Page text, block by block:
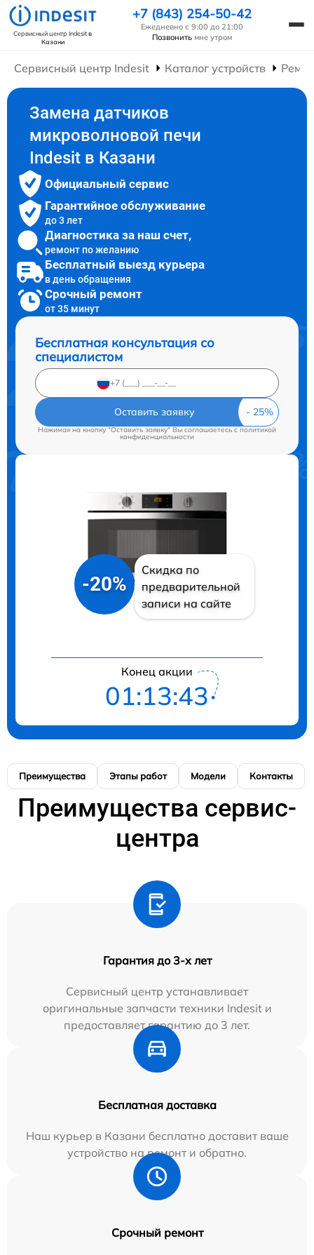
Сервисный центр Indesitв
Казани
+7 (843) 254-50-42
Ежедневно с 9:00 до 21:00
Позвонить мне утром
Сервисный центр Indesit Каталог устройств
Замена датчиков
микроволновой печи
Indesit в Казани
Официальный сервис
Гарантийное обслуживание
до 3 лет
Диагностика за наш счет,
ремонт по желанию
Бесплатный выезд курьера
в день обращения
Срочный ремонт
от 35 минут
Бесплатная консультация со
специалистом
Оставить заявку
Нажимая на кнопку "Оставить заявку" Вы соглашаетесь cполитикой
конфиденциальности
-20%
Скидка по
предварительной
записи на сайте
Конец акции
01:13:42
Преимущества Этапы работ Модели Контакты
Преимущества сервис-
центра
Гарантия до 3-х лет
Сервисный центр устанавливает
оригинальные запчасти техники Indesit и
предоставляет гарантию до 3 лет.
Бесплатная доставка
Наш курьер в Казани бесплатно доставит ваше
устройство на ремонт и обратно.
Срочный ремонт